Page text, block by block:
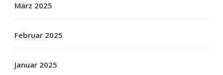
März 2025
Februar 2025
Januar 2025